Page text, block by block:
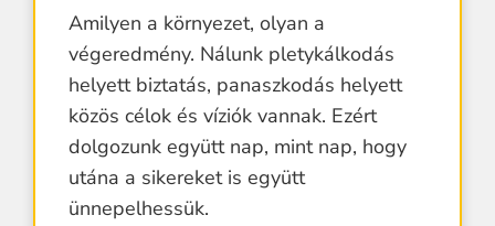
Amilyen a környezet, olyan a
végeredmény. Nálunk pletykálkodás
helyett biztatás, panaszkodás helyett
közös célok és víziók vannak. Ezért
dolgozunk együtt nap, mint nap, hogy
utána a sikereket is együtt
ünnepelhessük.